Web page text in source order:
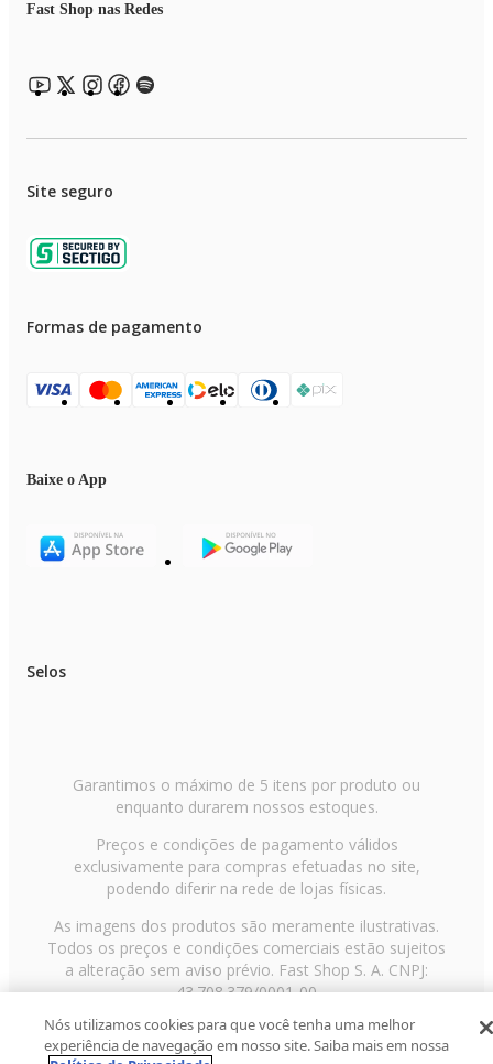
Fast Shop nas Redes
Site seguro
Formas de pagamento
Baixe o App
Selos
Garantimos o máximo de 5 itens por produto ou
enquanto durarem nossos estoques.
Preços e condições de pagamento válidos
exclusivamente para compras efetuadas no site,
podendo diferir na rede de lojas físicas.
As imagens dos produtos são meramente ilustrativas.
Todos os preços e condições comerciais estão sujeitos
a alteração sem aviso prévio. Fast Shop S. A. CNPJ:
43.708.379/0001-00
Avenida Zaki Narchi, nº 1650, sobreloja, Carandiru, São
Paulo/SP, CEP 02029-001, Telefone: 11 3003-3728 ©
Nós utilizamos cookies para que você tenha uma melhor
experiência de navegação em nosso site. Saiba mais em nossa